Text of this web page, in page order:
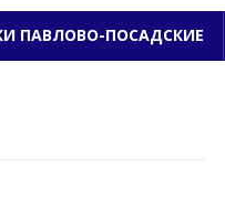
ПАВЛОВО-ПОСАДСКИЕ